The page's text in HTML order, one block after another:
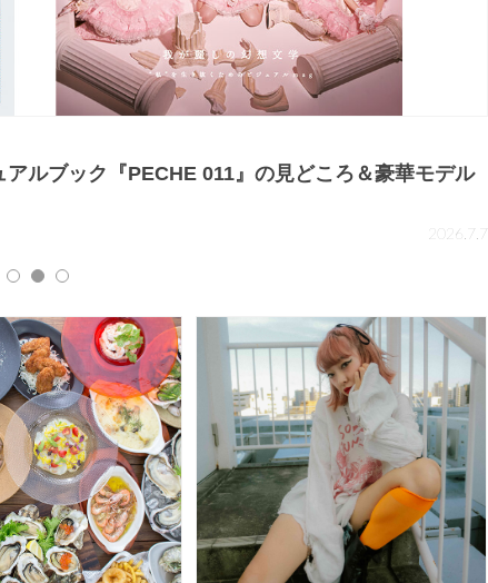
つくる多幸感メイク♡人気アイシャドウの新色も！
2026.5.28